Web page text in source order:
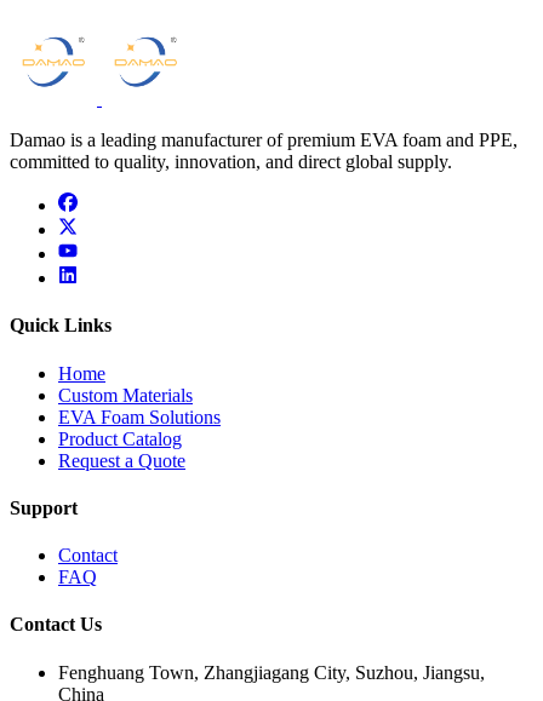
Damao is a leading manufacturer of premium EVA foam and PPE,
committed to quality, innovation, and direct global supply.
facebook
x
youtube
linkedin
Quick Links
Home
Custom Materials
EVA Foam Solutions
Product Catalog
Request a Quote
Support
Contact
FAQ
Contact Us
Fenghuang Town, Zhangjiagang City, Suzhou, Jiangsu,
China